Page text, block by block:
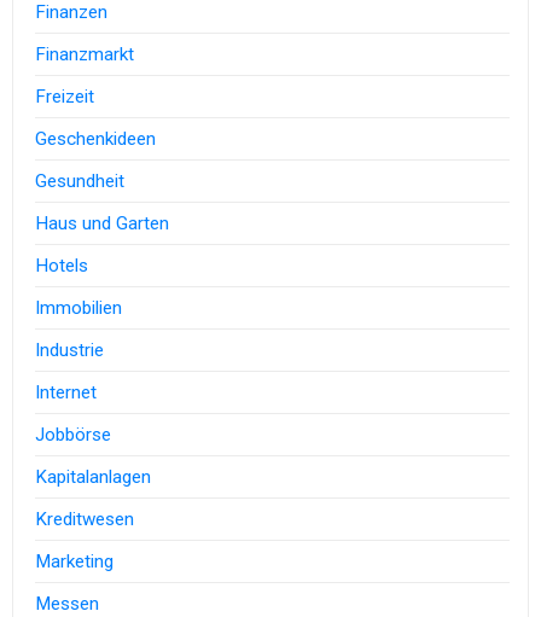
Finanzen
Finanzmarkt
Freizeit
Geschenkideen
Gesundheit
Haus und Garten
Hotels
Immobilien
Industrie
Internet
Jobbörse
Kapitalanlagen
Kreditwesen
Marketing
Messen